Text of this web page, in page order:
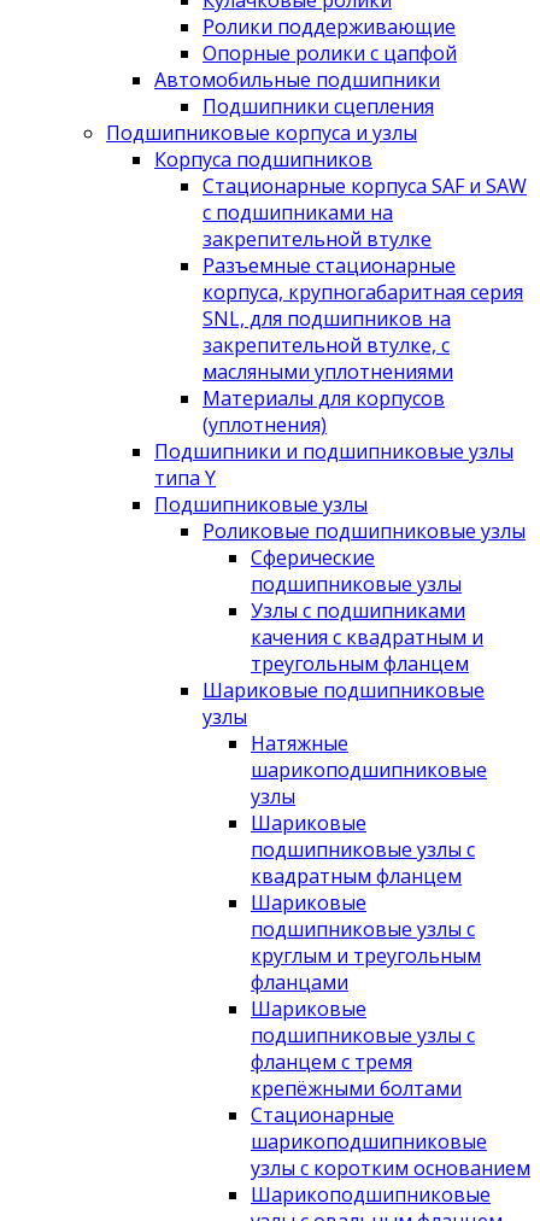
Ролики поддерживающие
Опорные ролики с цапфой
Автомобильные подшипники
Подшипники сцепления
Подшипниковые корпуса и узлы
Корпуса подшипников
Стационарные корпуса SAF и SAW
с подшипниками на
закрепительной втулке
Разъемные стационарные
корпуса, крупногабаритная серия
SNL, для подшипников на
закрепительной втулке, с
масляными уплотнениями
Материалы для корпусов
(уплотнения)
Подшипники и подшипниковые узлы
типа Y
Подшипниковые узлы
Роликовые подшипниковые узлы
Сферические
подшипниковые узлы
Узлы с подшипниками
качения с квадратным и
треугольным фланцем
Шариковые подшипниковые
узлы
Натяжные
шарикоподшипниковые
узлы
Шариковые
подшипниковые узлы с
квадратным фланцем
Шариковые
подшипниковые узлы с
круглым и треугольным
фланцами
Шариковые
подшипниковые узлы с
фланцем с тремя
крепёжными болтами
Стационарные
шарикоподшипниковые
узлы с коротким основанием
Шарикоподшипниковые